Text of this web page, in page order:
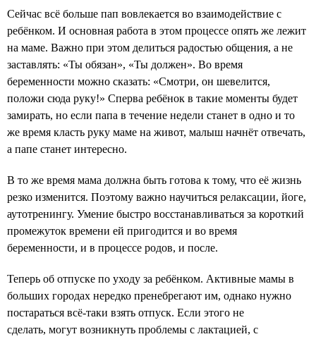
Сейчас всё больше пап вовлекается во взаимодействие с
ребёнком. И основная работа в этом процессе опять же лежит
на маме. Важно при этом делиться радостью общения, а не
заставлять: «Ты обязан», «Ты должен». Во время
беременности можно сказать: «Смотри, он шевелится,
положи сюда руку!» Сперва ребёнок в такие моменты будет
замирать, но если папа в течение недели станет в одно и то
же время класть руку маме на живот, малыш начнёт отвечать,
а папе станет интересно.
В то же время мама должна быть готова к тому, что её жизнь
резко изменится. Поэтому важно научиться релаксации, йоге,
аутотренингу. Умение быстро восстанавливаться за короткий
промежуток времени ей пригодится и во время
беременности, и в процессе родов, и после.
Теперь об отпуске по уходу за ребёнком. Активные мамы в
больших городах нередко пренебрегают им, однако нужно
постараться всё-таки взять отпуск. Если этого не
сделать, могут возникнуть проблемы с лактацией, с